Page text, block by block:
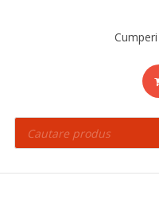
Products
search